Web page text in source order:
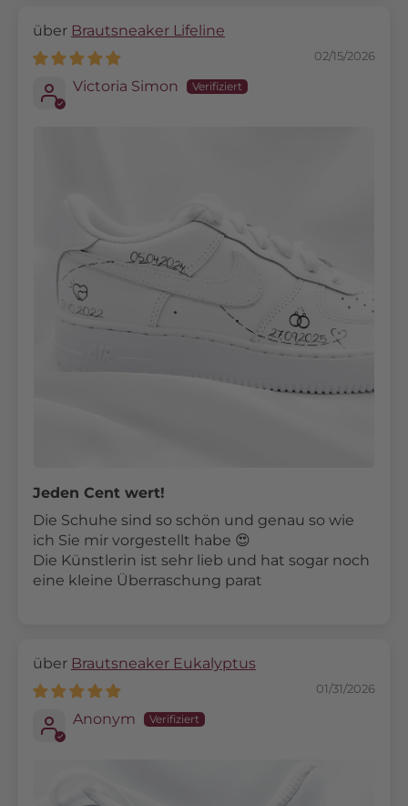
Brautsneaker Lifeline
02/15/2026
Victoria Simon
Jeden Cent wert!
Die Schuhe sind so schön und genau so wie
ich Sie mir vorgestellt habe 😍
Die Künstlerin ist sehr lieb und hat sogar noch
eine kleine Überraschung parat
Brautsneaker Eukalyptus
01/31/2026
Anonym